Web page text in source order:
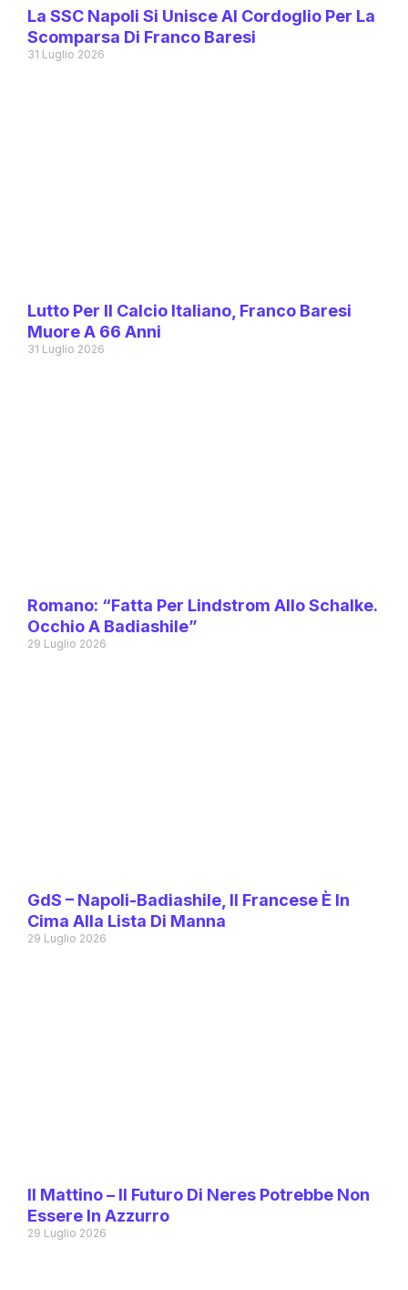
La SSC Napoli Si Unisce Al Cordoglio Per La
Scomparsa Di Franco Baresi
31 Luglio 2026
Lutto Per Il Calcio Italiano, Franco Baresi
Muore A 66 Anni
31 Luglio 2026
Romano: “Fatta Per Lindstrom Allo Schalke.
Occhio A Badiashile”
29 Luglio 2026
GdS – Napoli-Badiashile, Il Francese È In
Cima Alla Lista Di Manna
29 Luglio 2026
Il Mattino – Il Futuro Di Neres Potrebbe Non
Essere In Azzurro
29 Luglio 2026